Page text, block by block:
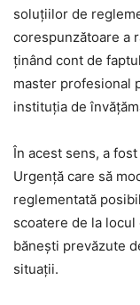
soluțiilor de
corespunzătoare a
ținând cont de
master profesional
instituția de
În acest sens, a
Urgență care să
reglementată
scoatere de la
bănești prevăzute
situații.